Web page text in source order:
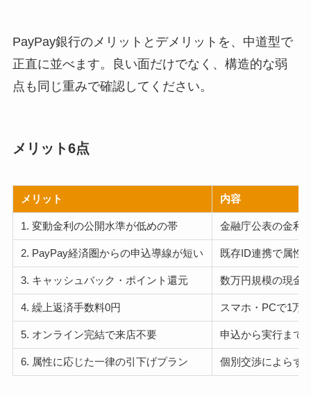
PayPay銀行のメリットとデメリットを、中道型で
正直に並べます。良い面だけでなく、構造的な弱
点も同じ重みで確認してください。
メリット6点
メリット 内容
1. 変動金利の公開水準が低めの帯 金融庁公表の金利
2. PayPay経済圏からの申込導線が短い 既存ID連携で属性
3. キャッシュバック・ポイント還元 数万円規模の現金
4. 繰上返済手数料0円 スマホ・PCで1万
5. オンライン完結で来店不要 申込から実行まで
6. 属性に応じた一律の引下げプラン 個別交渉によらず